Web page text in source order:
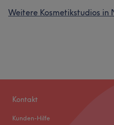
Weitere Kosmetikstudios in
Kontakt
Kunden-Hilfe